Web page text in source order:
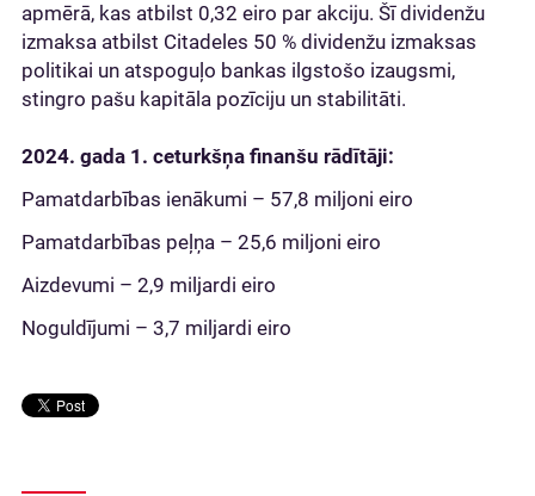
apmērā, kas atbilst 0,32 eiro par akciju. Šī dividenžu
izmaksa atbilst Citadeles 50 % dividenžu izmaksas
politikai un atspoguļo bankas ilgstošo izaugsmi,
stingro pašu kapitāla pozīciju un stabilitāti.
2024. gada 1. ceturkšņa finanšu rādītāji:
Pamatdarbības ienākumi – 57,8 miljoni eiro
Pamatdarbības peļņa – 25,6 miljoni eiro
Aizdevumi – 2,9 miljardi eiro
Noguldījumi – 3,7 miljardi eiro